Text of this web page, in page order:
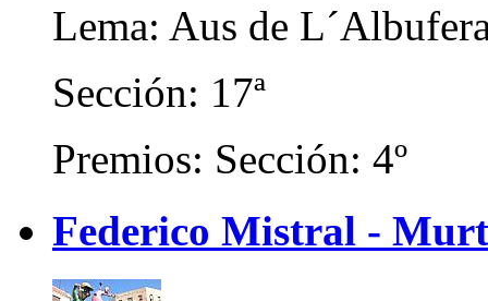
Lema: Aus de
Sección: 17ª
Premios: Sección: 4º
Federico Mistral -